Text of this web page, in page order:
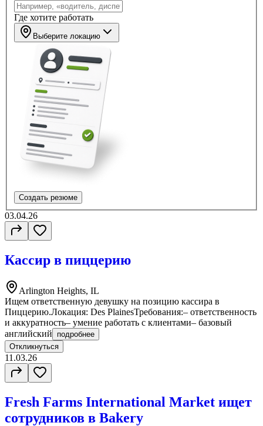
Где хотите работать
Выберите локацию
Создать резюме
03.04.26
Кассир в пиццерию
Arlington Heights, IL
Ищем ответственную девушку на позицию кассира в
Пиццерию.Локация: Des PlainesТребования:– ответственность
и аккуратность– умение работать с клиентами– базовый
английский
подробнее
Откликнуться
11.03.26
Fresh Farms International Market ищет
сотрудников в Bakery